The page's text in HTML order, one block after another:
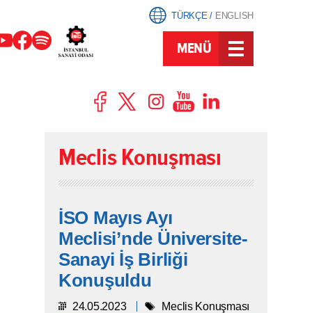
TÜRKÇE/ ENGLISH
MENÜ
Meclis Konuşması
İSO Mayıs Ayı
Meclisi’nde Üniversite-
Sanayi İş Birliği
Konuşuldu
24.05.2023 Meclis Konuşması